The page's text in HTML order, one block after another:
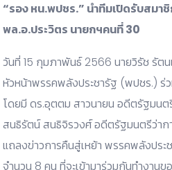
“รอง หน.พปชร.” นำทีมเปิดรับสมา
พล.อ.ประวิตร นายกฯคนที่ 30
วันที่ 15 กุมภาพันธ์ 2566 นายวิรัช รัต
หัวหน้าพรรคพลังประชารัฐ (พปชร.) ร่
โดยมี ดร.อุตตม สาวนายน อดีตรัฐมนต
สนธิรัตน์ สนธิจิรวงศ์ อดีตรัฐมนตรีว่าก
แถลงข่าวการคืนสู่เหย้า พรรคพลังปร
จำนวน 8 คน ที่จะเข้ามาร่วมกันทำงาน